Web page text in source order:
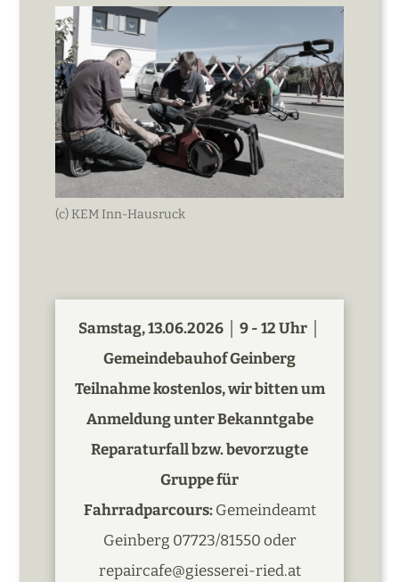
(c) KEM Inn-Hausruck
Samstag, 13.06.2026 │ 9 - 12 Uhr │
Gemeindebauhof Geinberg
Teilnahme kostenlos, wir bitten um
Anmeldung unter Bekanntgabe
Reparaturfall bzw. bevorzugte
Gruppe für
Fahrradparcours:Gemeindeamt
Geinberg 07723/81550 oder
repaircafe@giesserei-ried.at